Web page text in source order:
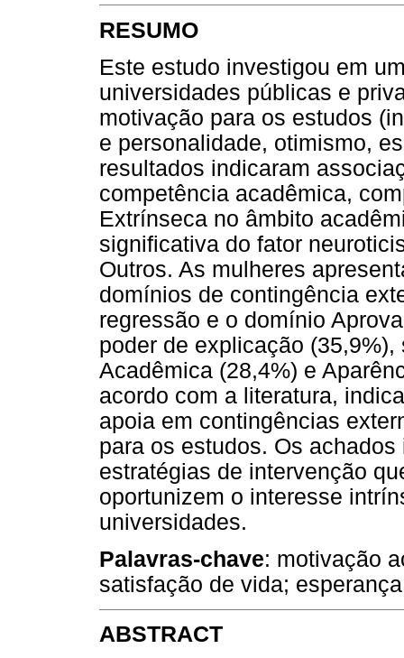
RESUMO
Este estudo investigou em
universidades públicas e
motivação para os estudos
e personalidade, otimismo,
resultados indicaram
competência acadêmica,
Extrínseca no âmbito
significativa do fator
Outros. As mulheres
domínios de contingência
regressão e o domínio
poder de explicação
Acadêmica (28,4%) e
acordo com a literatura,
apoia em contingências
para os estudos. Os
estratégias de intervenção
oportunizem o interesse
universidades.
Palavras-chave: motivação
satisfação de vida;
ABSTRACT